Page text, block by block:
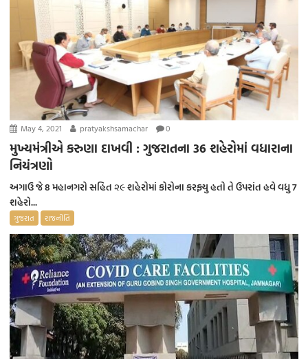
May 4, 2021 pratyakshsamachar 0
મુખ્યમંત્રીએ કરુણા દાખવી : ગુજરાતના 36 શહેરોમાં વધારાના
નિયંત્રણો
અગાઉ જે 8 મહાનગરો સહિત ૨૯ શહેરોમાં કોરોના કરફ્યુ હતો તે ઉપરાંત હવે વધુ 7
શહેરો...
ગુજરાત રાજનીતિ